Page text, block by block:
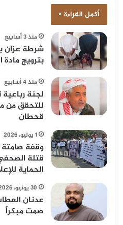
أكمل القراءة »
منذ 3 أسابيع
شرطة عزان
بترويج مادة
منذ 4 أسابيع
لجنة
للتحقق من
قحطان
1 يوليو، 2026
وقفة
قتلة
الحماية
30 يونيو، 2026
عدنان
صمت مبكراً